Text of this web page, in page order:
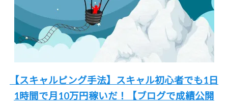
【スキャルピング手法】 スキャル初心者でも1日
1時間で月10万円稼いだ！
【ブログで成績公開